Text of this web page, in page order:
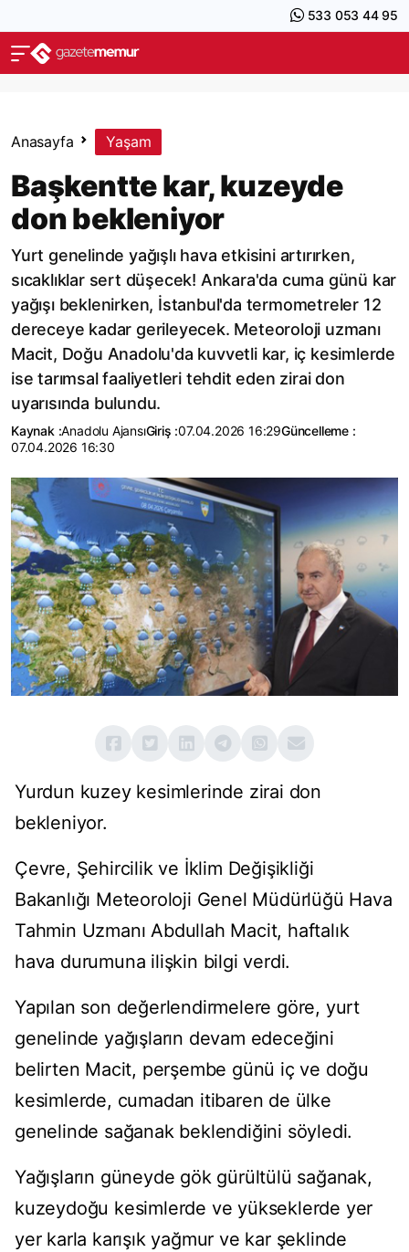
533 053 44 95
Anasayfa Yaşam
Başkentte kar, kuzeyde
don bekleniyor
Yurt genelinde yağışlı hava etkisini artırırken,
sıcaklıklar sert düşecek! Ankara'da cuma günü kar
yağışı beklenirken, İstanbul'da termometreler 12
dereceye kadar gerileyecek. Meteoroloji uzmanı
Macit, Doğu Anadolu'da kuvvetli kar, iç kesimlerde
ise tarımsal faaliyetleri tehdit eden zirai don
uyarısında bulundu.
Kaynak :Anadolu AjansıGiriş :07.04.2026 16:29Güncelleme :
07.04.2026 16:30
Yurdun kuzey kesimlerinde zirai don
bekleniyor.
Çevre, Şehircilik ve İklim Değişikliği
Bakanlığı Meteoroloji Genel Müdürlüğü Hava
Tahmin Uzmanı Abdullah Macit, haftalık
hava durumuna ilişkin bilgi verdi.
Yapılan son değerlendirmelere göre, yurt
genelinde yağışların devam edeceğini
belirten Macit, perşembe günü iç ve doğu
kesimlerde, cumadan itibaren de ülke
genelinde sağanak beklendiğini söyledi.
Yağışların güneyde gök gürültülü sağanak,
kuzeydoğu kesimlerde ve yükseklerde yer
yer karla karışık yağmur ve kar şeklinde